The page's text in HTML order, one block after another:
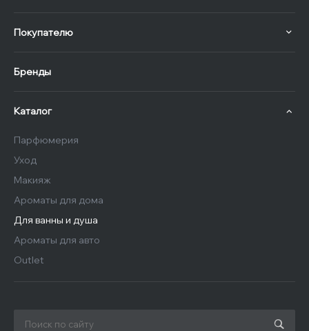
Покупателю
Бренды
Каталог
Парфюмерия
Уход
Макияж
Ароматы для дома
Для ванны и душа
Ароматы для авто
Outlet